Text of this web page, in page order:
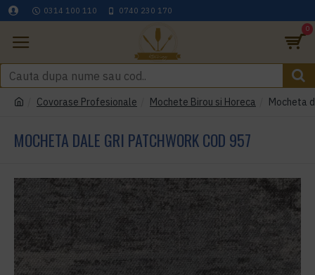
0314 100 110 0740 230 170
0
Covorase Profesionale Mochete Birou si Horeca Mocheta
MOCHETA DALE GRI PATCHWORK COD 957